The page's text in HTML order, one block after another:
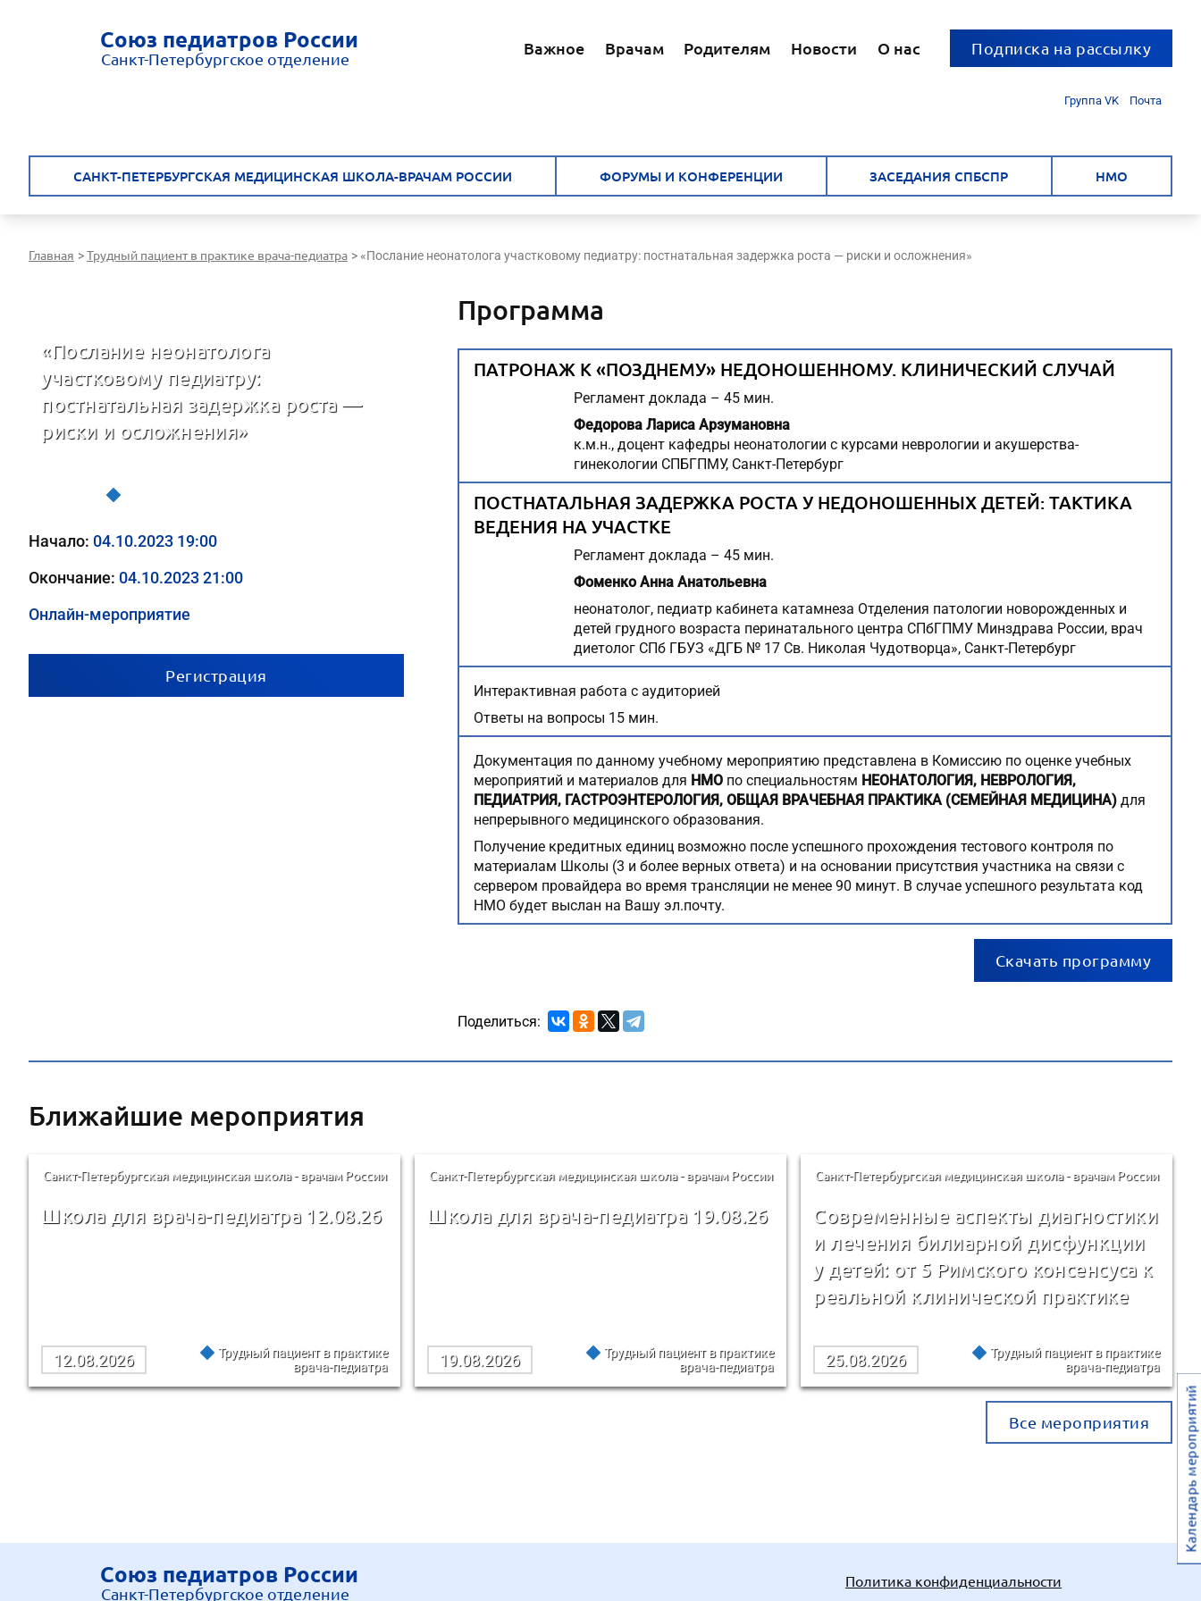
Союз педиатров России
Санкт-Петербургское отделение
Важное Врачам Родителям Новости О нас Подписка на рассылку
Группа VK Почта
САНКТ-ПЕТЕРБУРГСКАЯ МЕДИЦИНСКАЯ ШКОЛА-ВРАЧАМ РОССИИ ФОРУМЫ И КОНФЕРЕНЦИИ ЗАСЕДАНИЯ СПБСПР НМО
Главная >Трудный пациент в практике врача-педиатра > «Послание неонатолога участковому педиатру: постнатальная задержка роста — риски и осложнения»
«Послание неонатолога
участковому педиатру:
постнатальная задержка роста —
риски и осложнения»
Начало: 04.10.2023 19:00
Окончание: 04.10.2023 21:00
Онлайн-мероприятие
Регистрация
Программа
ПАТРОНАЖ К «ПОЗДНЕМУ» НЕДОНОШЕННОМУ. КЛИНИЧЕСКИЙ СЛУЧАЙ
Регламент доклада – 45 мин.
Федорова Лариса Арзумановна
к.м.н., доцент кафедры неонатологии с курсами неврологии и акушерства-
гинекологии СПБГПМУ, Санкт-Петербург
ПОСТНАТАЛЬНАЯ ЗАДЕРЖКА РОСТА У НЕДОНОШЕННЫХ ДЕТЕЙ: ТАКТИКА
ВЕДЕНИЯ НА УЧАСТКЕ
Регламент доклада – 45 мин.
Фоменко Анна Анатольевна
неонатолог, педиатр кабинета катамнеза Отделения патологии новорожденных и
детей грудного возраста перинатального центра СПбГПМУ Минздрава России, врач
диетолог СПб ГБУЗ «ДГБ № 17 Св. Николая Чудотворца», Санкт-Петербург
Интерактивная работа с аудиторией
Ответы на вопросы 15 мин.
Документация по данному учебному мероприятию представлена в Комиссию по оценке учебных
мероприятий и материалов для НМО по специальностям НЕОНАТОЛОГИЯ, НЕВРОЛОГИЯ,
ПЕДИАТРИЯ, ГАСТРОЭНТЕРОЛОГИЯ, ОБЩАЯ ВРАЧЕБНАЯ ПРАКТИКА (СЕМЕЙНАЯ МЕДИЦИНА) для
непрерывного медицинского образования.
Получение кредитных единиц возможно после успешного прохождения тестового контроля по
материалам Школы (3 и более верных ответа) и на основании присутствия участника на связи с
сервером провайдера во время трансляции не менее 90 минут. В случае успешного результата код
НМО будет выслан на Вашу эл.почту.
Скачать программу
Поделиться:
Ближайшие мероприятия
Санкт-Петербургская медицинская школа - врачам России
Школа для врача-педиатра 12.08.26
12.08.2026
Трудный пациент в практике
врача-педиатра
Санкт-Петербургская медицинская школа - врачам России
Школа для врача-педиатра 19.08.26
19.08.2026
Трудный пациент в практике
врача-педиатра
Санкт-Петербургская медицинская школа - врачам России
Современные аспекты диагностики
и лечения билиарной дисфункции
у детей: от 5 Римского консенсуса к
реальной клинической практике
25.08.2026
Трудный пациент в практике
врача-педиатра
Все мероприятия
Союз педиатров России
Санкт-Петербургское отделение
Политика конфиденциальности
Календарь мероприятий